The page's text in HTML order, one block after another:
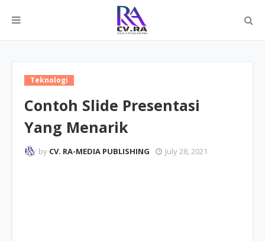
Teknologi
Contoh Slide Presentasi
Yang Menarik
by CV. RA-MEDIA PUBLISHING July 28, 2021